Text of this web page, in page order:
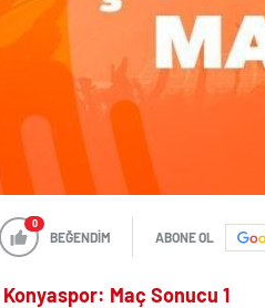
0
BEĞENDİM ABONE OL
Maç Sonucu 1